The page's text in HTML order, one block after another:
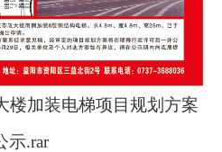
楼加装电梯项目规划方案
示.rar